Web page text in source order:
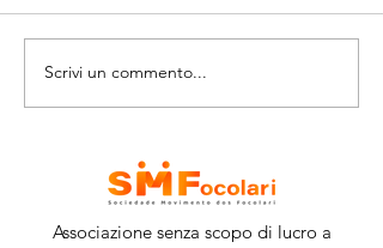
Responsabilità
sociale: rafforzare la
Scrivi un commento...
Associazione senza scopo di lucro a